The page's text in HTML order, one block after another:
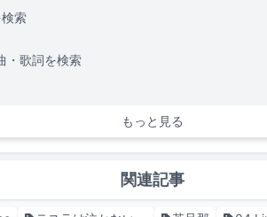
索
・歌詞を検索
もっと見る
関連記事